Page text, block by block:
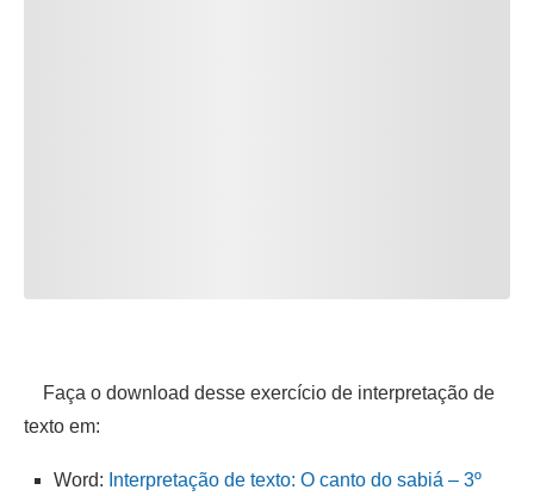
Faça o download desse exercício de interpretação de
texto em:
Word: Interpretação de texto: O canto do sabiá – 3º